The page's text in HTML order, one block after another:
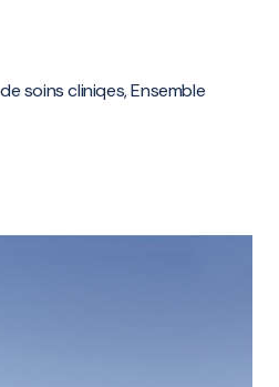
soins cliniqes, Ensemble